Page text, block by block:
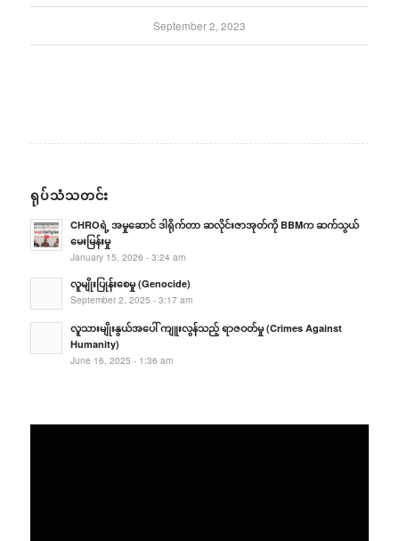
September 2, 2023
ရုပ်သံသတင်း
CHROရဲ့ အမှုဆောင် ဒါရိုက်တာ ဆလိုင်းဇာအုတ်ကို BBMက ဆက်သွယ်
မေးမြန်းမှု
January 15, 2026 - 3:24 am
လူမျိုးပြုန်းစေမှု (Genocide)
September 2, 2025 - 3:17 am
လူသားမျိုးနွယ်အပေါ် ကျူးလွန်သည့် ရာဇဝတ်မှု (Crimes Against
Humanity)
June 16, 2025 - 1:36 am